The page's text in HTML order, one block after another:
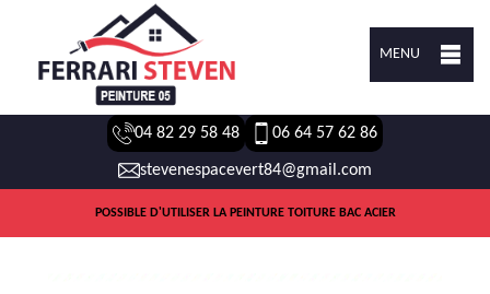
MENU
04 82 29 58 48 06 64 57 62 86
stevenespacevert84@gmail.com
POSSIBLE D'UTILISER LA PEINTURE TOITURE BAC ACIER